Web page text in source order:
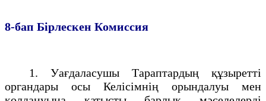
8-бап Бiрлескен Комиссия
1. Уағдаласушы Тараптардың құзыреттi
органдары осы Келiсiмнің орындалуы мен